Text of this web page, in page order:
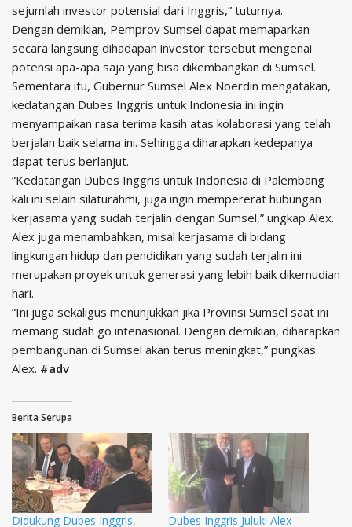
sejumlah investor potensial dari Inggris,” tuturnya.
Dengan demikian, Pemprov Sumsel dapat memaparkan
secara langsung dihadapan investor tersebut mengenai
potensi apa-apa saja yang bisa dikembangkan di Sumsel.
Sementara itu, Gubernur Sumsel Alex Noerdin mengatakan,
kedatangan Dubes Inggris untuk Indonesia ini ingin
menyampaikan rasa terima kasih atas kolaborasi yang telah
berjalan baik selama ini. Sehingga diharapkan kedepanya
dapat terus berlanjut.
“Kedatangan Dubes Inggris untuk Indonesia di Palembang
kali ini selain silaturahmi, juga ingin mempererat hubungan
kerjasama yang sudah terjalin dengan Sumsel,” ungkap Alex.
Alex juga menambahkan, misal kerjasama di bidang
lingkungan hidup dan pendidikan yang sudah terjalin ini
merupakan proyek untuk generasi yang lebih baik dikemudian
hari.
“Ini juga sekaligus menunjukkan jika Provinsi Sumsel saat ini
memang sudah go intenasional. Dengan demikian, diharapkan
pembangunan di Sumsel akan terus meningkat,” pungkas
Alex. #adv
Berita Serupa
Didukung Dubes Inggris, Dubes Inggris Juluki Alex